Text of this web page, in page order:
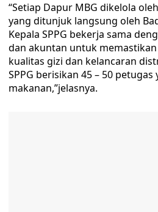
“Setiap Dapur MBG dikelola
yang ditunjuk langsung oleh
Kepala SPPG bekerja sama
dan akuntan untuk
kualitas gizi dan kelancaran
SPPG berisikan 45 – 50
makanan,”jelasnya.